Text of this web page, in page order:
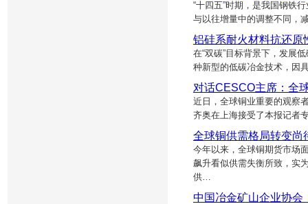
“十四五”时期，是我国钢铁
与以往增量中的调整不同，
铝硅系耐火材料抗还原
在“双碳”目标背景下，发展
种新型的低碳冶金技术，因
对话CESCO主席：全
近日，全球铜业重要的观察
齐奥在上海接受了本报记者
全球铜供需格局转变尚
今年以来，全球铜期货市场
飙升看似供需失衡所致，实
供…
中国冶金矿山企业协会